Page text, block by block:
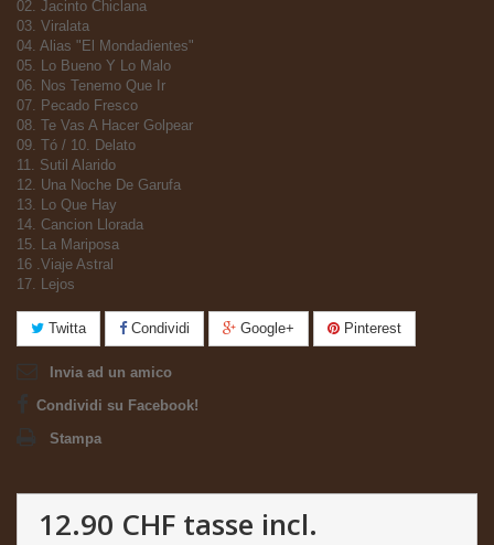
02. Jacinto Chiclana
03. Viralata
04. Alias "El Mondadientes"
05. Lo Bueno Y Lo Malo
06. Nos Tenemo Que Ir
07. Pecado Fresco
08. Te Vas A Hacer Golpear
09. Tó / 10. Delato
11. Sutil Alarido
12. Una Noche De Garufa
13. Lo Que Hay
14. Cancion Llorada
15. La Mariposa
16 .Viaje Astral
17. Lejos
Twitta Condividi Google+ Pinterest
Invia ad un amico
Condividi su Facebook!
Stampa
12.90 CHF tasse incl.